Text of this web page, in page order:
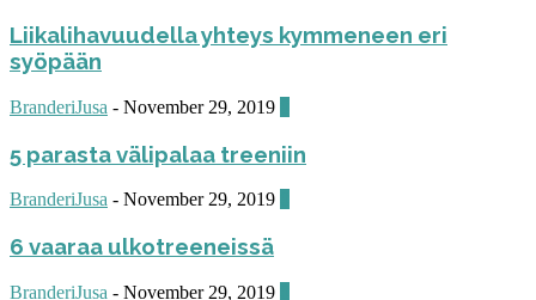
Liikalihavuudella yhteys kymmeneen eri
syöpään
BranderiJusa - November 29, 2019
5 parasta välipalaa treeniin
BranderiJusa - November 29, 2019
6 vaaraa ulkotreeneissä
BranderiJusa - November 29, 2019